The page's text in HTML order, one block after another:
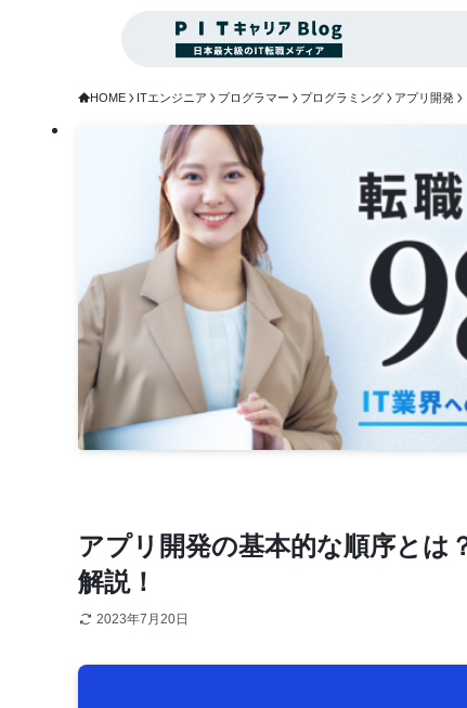
HOME ITエンジニア プログラマー プログラミング アプリ開発
アプリ開発の基本的な順序とは
解説！
2023年7月20日